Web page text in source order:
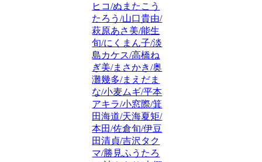
ヒコ/ぬまたこう
たろう/山口貴由/
萩原あさ美/能生
旬/にくまん子/淡
島カケス/高橋ね
ぎ美/まさかき/奥
灘幾多/まえだま
な/小麦ムギ/平本
アキラ/小窓際/箕
田海道/天海夏矩/
本田/佐倉旬/伊豆
田清貞/吉沢タク
マ/勝見ふうたろ